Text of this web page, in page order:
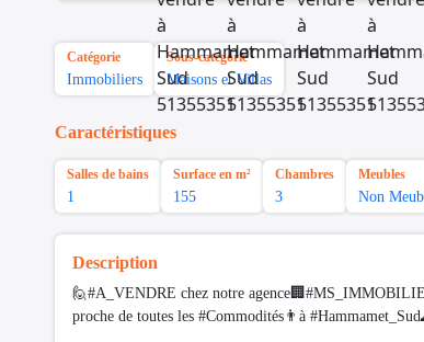
Catégorie
Immobiliers
Sous-catégorie
Maisons et Villas
Caractéristiques
Salles de bains
1
Surface en m²
155
Chambres
3
Meubles
Non
Description
🙋#A_VENDRE chez notre
proche de toutes les #Commodités👨à